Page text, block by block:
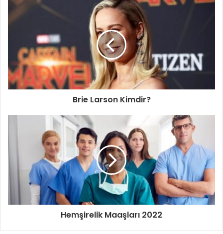
Brie Larson Kimdir?
Hemşirelik Maaşları 2022